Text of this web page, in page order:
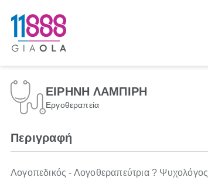
ΕΙΡΗΝΗ ΛΑΜΠΙΡΗ
Εργοθεραπεία
Περιγραφή
Λογοπεδικός - Λογοθεραπεύτρια ? Ψυχολόγος